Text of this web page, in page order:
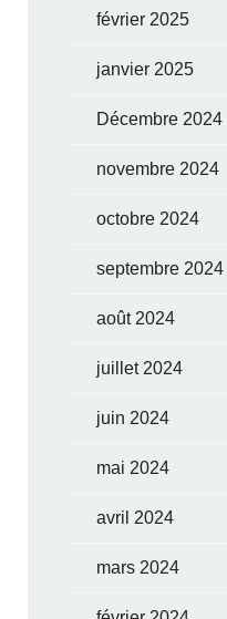
février 2025
janvier 2025
Décembre 2024
novembre 2024
octobre 2024
septembre 2024
août 2024
juillet 2024
juin 2024
mai 2024
avril 2024
mars 2024